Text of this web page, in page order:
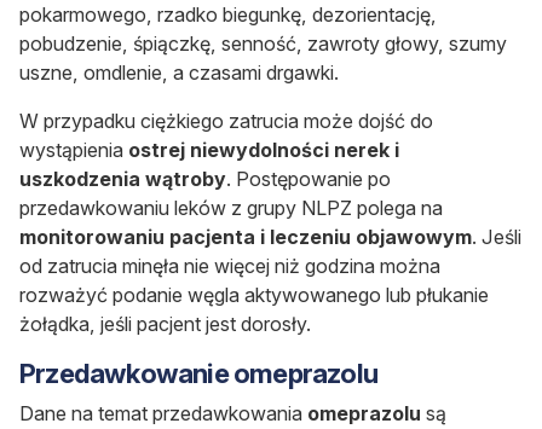
pokarmowego, rzadko biegunkę, dezorientację,
pobudzenie, śpiączkę, senność, zawroty głowy, szumy
uszne, omdlenie, a czasami drgawki.
W przypadku ciężkiego zatrucia może dojść do
wystąpienia ostrej niewydolności nerek i
uszkodzenia wątroby. Postępowanie po
przedawkowaniu leków z grupy NLPZ polega na
monitorowaniu pacjenta i leczeniu objawowym. Jeśli
od zatrucia minęła nie więcej niż godzina można
rozważyć podanie węgla aktywowanego lub płukanie
żołądka, jeśli pacjent jest dorosły.
Przedawkowanie omeprazolu
Dane na temat przedawkowania omeprazolu są